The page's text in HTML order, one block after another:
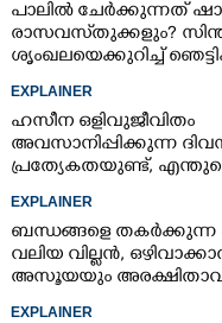
പാലിൽ ചേർക്കുന്നത്
രാസവസ്‌തുക്കളും?
ശൃംഖലയെക്കുറിച്ച്
വെളിപ്പെടുത്തൽ
EXPLAINER
ഹസീന ഒളിവുജീവിതം
അവസാനിപ്പിക്കുന്ന
പ്രത്യേകതയുണ്ട്,
ഓഗസ്റ്റ് 5? രണ്ട്
EXPLAINER
ബന്ധങ്ങളെ തകർക്കുന്ന
വലിയ വില്ലൻ,
അസൂയയും
കൂടും
EXPLAINER
Copy Link